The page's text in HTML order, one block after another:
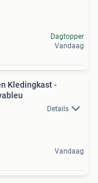
Dagtopper
Vandaag
Kledingkast -
Details
Vandaag